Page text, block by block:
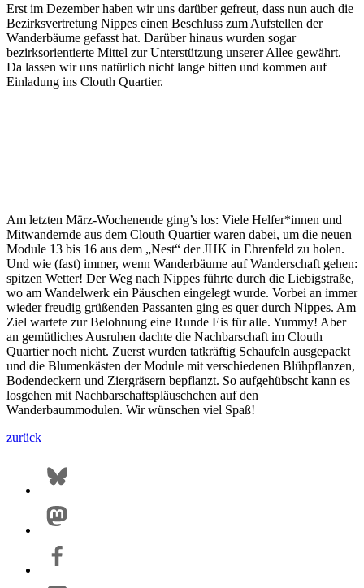
Erst im Dezember haben wir uns darüber gefreut, dass nun auch die
Bezirksvertretung Nippes einen Beschluss zum Aufstellen der
Wanderbäume gefasst hat. Darüber hinaus wurden sogar
bezirksorientierte Mittel zur Unterstützung unserer Allee gewährt.
Da lassen wir uns natürlich nicht lange bitten und kommen auf
Einladung ins Clouth Quartier.
Am letzten März-Wochenende ging’s los: Viele Helfer*innen und
Mitwandernde aus dem Clouth Quartier waren dabei, um die neuen
Module 13 bis 16 aus dem „Nest“ der JHK in Ehrenfeld zu holen.
Und wie (fast) immer, wenn Wanderbäume auf Wanderschaft gehen:
spitzen Wetter! Der Weg nach Nippes führte durch die Liebigstraße,
wo am Wandelwerk ein Päuschen eingelegt wurde. Vorbei an immer
wieder freudig grüßenden Passanten ging es quer durch Nippes. Am
Ziel wartete zur Belohnung eine Runde Eis für alle. Yummy! Aber
an gemütliches Ausruhen dachte die Nachbarschaft im Clouth
Quartier noch nicht. Zuerst wurden tatkräftig Schaufeln ausgepackt
und die Blumenkästen der Module mit verschiedenen Blühpflanzen,
Bodendeckern und Ziergräsern bepflanzt. So aufgehübscht kann es
losgehen mit Nachbarschaftspläuschchen auf den
Wanderbaummodulen. Wir wünschen viel Spaß!
zurück